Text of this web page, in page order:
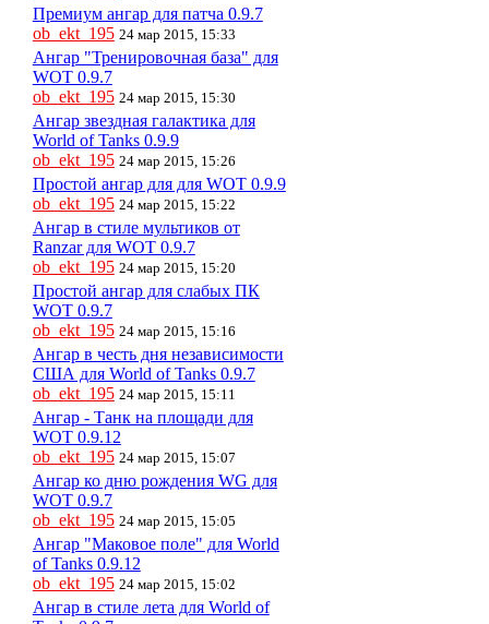
Премиум ангар для патча 0.9.7
ob_ekt_195 24 мар 2015, 15:33
Ангар "Тренировочная база" для
WOT 0.9.7
ob_ekt_195 24 мар 2015, 15:30
Ангар звездная галактика для
World of Tanks 0.9.9
ob_ekt_195 24 мар 2015, 15:26
Простой ангар для для WOT 0.9.9
ob_ekt_195 24 мар 2015, 15:22
Ангар в стиле мультиков от
Ranzar для WOT 0.9.7
ob_ekt_195 24 мар 2015, 15:20
Простой ангар для слабых ПК
WOT 0.9.7
ob_ekt_195 24 мар 2015, 15:16
Ангар в честь дня независимости
США для World of Tanks 0.9.7
ob_ekt_195 24 мар 2015, 15:11
Ангар - Танк на площади для
WOT 0.9.12
ob_ekt_195 24 мар 2015, 15:07
Ангар ко дню рождения WG для
WOT 0.9.7
ob_ekt_195 24 мар 2015, 15:05
Ангар "Маковое поле" для World
of Tanks 0.9.12
ob_ekt_195 24 мар 2015, 15:02
Ангар в стиле лета для World of